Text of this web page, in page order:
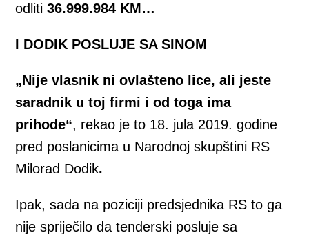
odliti36.999.984 KM…
I DODIK POSLUJE SA SINOM
„Nije vlasnik ni ovlašteno lice, ali jeste
saradnik u toj firmi i od toga ima
prihode“, rekao je to 18. jula 2019. godine
pred poslanicima u Narodnoj skupštini RS
Milorad Dodik.
Ipak, sada na poziciji predsjednika RS to ga
nije spriječilo da tenderski posluje sa